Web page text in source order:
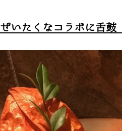
ぜいたくなコラボに舌鼓